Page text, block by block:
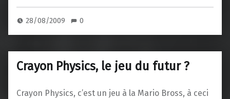
28/08/2009 0
Crayon Physics, le jeu du futur ?
Crayon Physics, c’est un jeu à la Mario Bross, à ceci